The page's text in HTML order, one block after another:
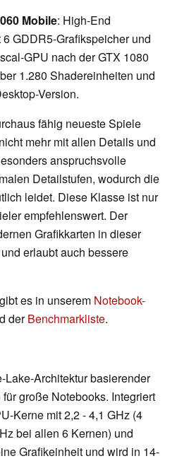
Mobile: High-End
GDDR5-Grafikspeicher und
GPU nach der GTX 1080
1.280 Shadereinheiten und
Version.
fähig neueste Spiele
mehr mit allen Details und
anspruchsvolle
Detailstufen, wodurch die
leidet. Diese Klasse ist nur
empfehlenswert. Der
Grafikkarten in dieser
erlaubt auch bessere
es in unserem Notebook-
derBenchmarkliste.
Lake-Architektur basierender
große Notebooks. Integriert
Kerne mit 2,2 - 4,1 GHz (4
bei allen 6 Kernen) und
Grafikeinheit und wird in 14-